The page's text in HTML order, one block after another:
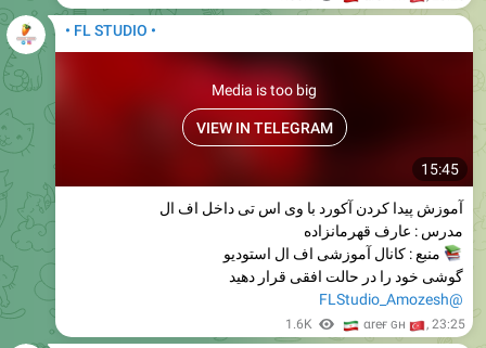
• FL STUDIO •
15:45
Media is too big
VIEW IN TELEGRAM
آموزش پیدا کردن آکورد با وی اس تی داخل اف ال
مدرس : عارف قهرمانزاده
منبع : کانال آموزشی اف ال استودیو
گوشی خود را در حالت افقی قرار دهید
@FLStudio_Amozesh
1.6K αreғ ɢн , 23:25